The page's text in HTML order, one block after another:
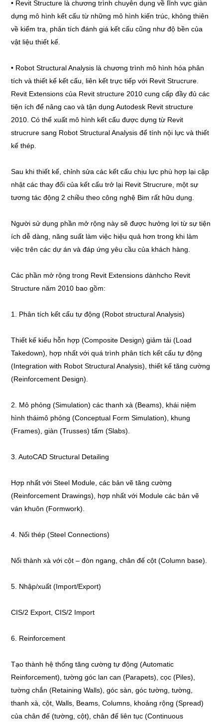
• Revit Structure là chương trình chuyên dụng về lĩnh vực giàn
dựng mô hình kết cấu từ những mô hình kiến trúc, không thiên
về kiểm tra, phân tích đánh giá kết cấu cũng như độ bền của
vật liệu thiết kế.
• Robot Structural Analysis là chương trình mô hình hóa phân
tích và thiết kế kết cấu, liên kết trực tiếp với Revit Strucrure.
Revit Extensions của Revit structure 2010 cung cấp đầy đủ các
tiện ích để nâng cao và tận dụng Autodesk Revit structure
2010. Có thể xuất mô hình kết cấu được dựng từ Revit
strucrure sang Robot Structural Analysis để tính nội lực và thiết
kế thép.
Sau khi thiết kế, chỉnh sửa các kết cấu chịu lực phù hợp lại cập
nhật các thay đổi của kết cấu trở lại Revit Strucrure, một sự
tương tác động 2 chiều theo công nghệ Bim rất hữu dụng.
Người sử dụng phần mở rộng này sẽ được hưởng lợi từ sự tiện
ích dễ dàng, năng suất làm việc hiệu quả hơn trong khi làm
việc trên các dự án và đáp ứng yêu cầu của khách hàng.
Các phần mở rộng trong Revit Extensions dànhcho Revit
Structure năm 2010 bao gồm:
1. Phân tích kết cấu tự động (Robot structural Analysis)
Thiết kế kiểu hỗn hợp (Composite Design) giảm tải (Load
Takedown), hợp nhất với quá trình phân tích kết cấu tự động
(Integration with Robot Structural Analysis), thiết kế tăng cường
(Reinforcement Design).
2. Mô phỏng (Simulation) các thanh xà (Beams), khái niệm
hình tháimô phỏng (Conceptual Form Simulation), khung
(Frames), giàn (Trusses) tấm (Slabs).
3. AutoCAD Structural Detailing
Hợp nhất với Steel Module, các bản vẽ tăng cường
(Reinforcement Drawings), hợp nhất với Module các bản vẽ
ván khuôn (Formwork).
4. Nối thép (Steel Connections)
Nối thành xà với cột – đòn ngang, chân đế cột (Column base).
5. Nhập/xuất (Import/Export)
CIS/2 Export, CIS/2 Import
6. Reinforcement
Tạo thành hệ thống tăng cường tự động (Automatic
Reinforcement), tường góc lan can (Parapets), cọc (Piles),
tường chắn (Retaining Walls), góc sàn, góc tường, tường,
thanh xà, cột, Walls, Beams, Columns, khoảng rộng (Spread)
của chân đế (tường, cột), chân đế liên tục (Continuous